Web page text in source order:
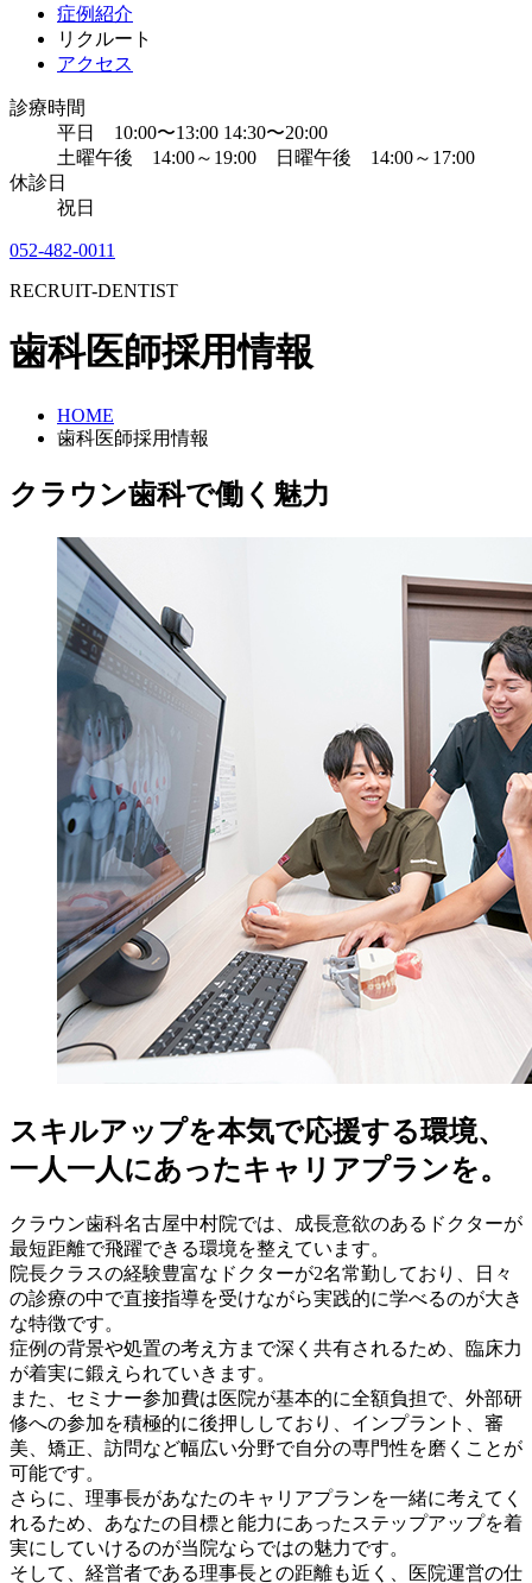
症例紹介
リクルート
アクセス
診療時間
平日 10:00〜13:00 14:30〜20:00
土曜午後 14:00～19:00 日曜午後 14:00～17:00
休診日
祝日
052-482-0011
RECRUIT-DENTIST
歯科医師採用情報
HOME
歯科医師採用情報
クラウン歯科で働く魅力
スキルアップを本気で応援する環境、
一人一人にあったキャリアプランを。
クラウン歯科名古屋中村院では、成長意欲のあるドクターが
最短距離で飛躍できる環境を整えています。
院長クラスの経験豊富なドクターが2名常勤しており、日々
の診療の中で直接指導を受けながら実践的に学べるのが大き
な特徴です。
症例の背景や処置の考え方まで深く共有されるため、臨床力
が着実に鍛えられていきます。
また、セミナー参加費は医院が基本的に全額負担で、外部研
修への参加を積極的に後押ししており、インプラント、審
美、矯正、訪問など幅広い分野で自分の専門性を磨くことが
可能です。
さらに、理事長があなたのキャリアプランを一緒に考えてく
れるため、あなたの目標と能力にあったステップアップを着
実にしていけるのが当院ならではの魅力です。
そして、経営者である理事長との距離も近く、医院運営の仕